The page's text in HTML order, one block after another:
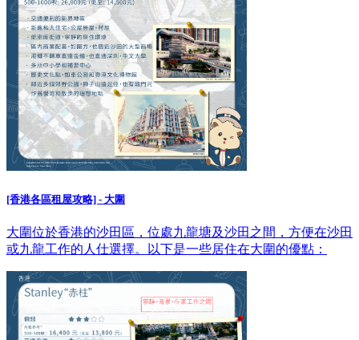
[香港各區租屋攻略] - 大圍
大圍位於香港的沙田區，位處九龍塘及沙田之間，方便在沙田
或九龍工作的人仕選擇。以下是一些居住在大圍的優點：